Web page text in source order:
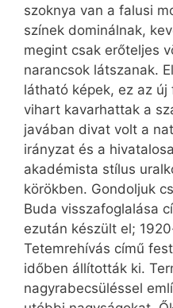
szoknya van a falusi
színek dominálnak,
megint csak erőteljes
narancsok látszanak.
látható képek, ez az
vihart kavarhattak a
javában divat volt a
irányzat és a
akadémista stílus
körökben. Gondoljuk
Buda visszafoglalása
ezután készült el;
Tetemrehívás című
időben állították ki.
nagyrabecsüléssel